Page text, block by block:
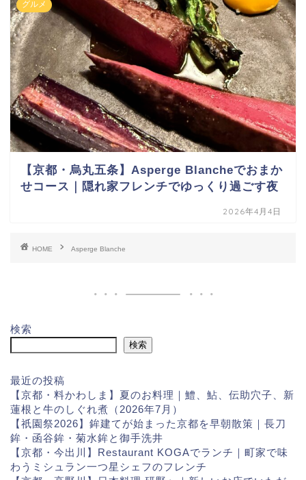
グルメ
【京都・烏丸五条】Asperge Blancheでおまか
せコース｜隠れ家フレンチでゆっくり過ごす夜
2026年4月4日
HOME Asperge Blanche
検索
検索
最近の投稿
【京都・料かわしま】夏のお料理｜鱧、鮎、伝助穴子、新
蓮根と牛のしぐれ煮（2026年7月）
【祇園祭2026】鉾建てが始まった京都を早朝散策｜長刀
鉾・函谷鉾・菊水鉾と御手洗井
【京都・今出川】Restaurant KOGAでランチ｜町家で味
わうミシュラン一つ星シェフのフレンチ